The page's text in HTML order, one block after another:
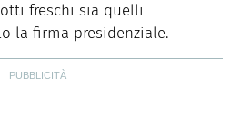
freschi sia quelli
la firma presidenziale.